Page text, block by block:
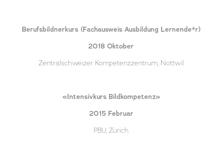
Berufsbildnerkurs (Fachausweis Ausbildung Lernende*r)
2018 Oktober
Zentralschweizer Kompetenzzentrum, Nottwil
«Intensivkurs Bildkompetenz»
2015 Februar
PBU, Zürich